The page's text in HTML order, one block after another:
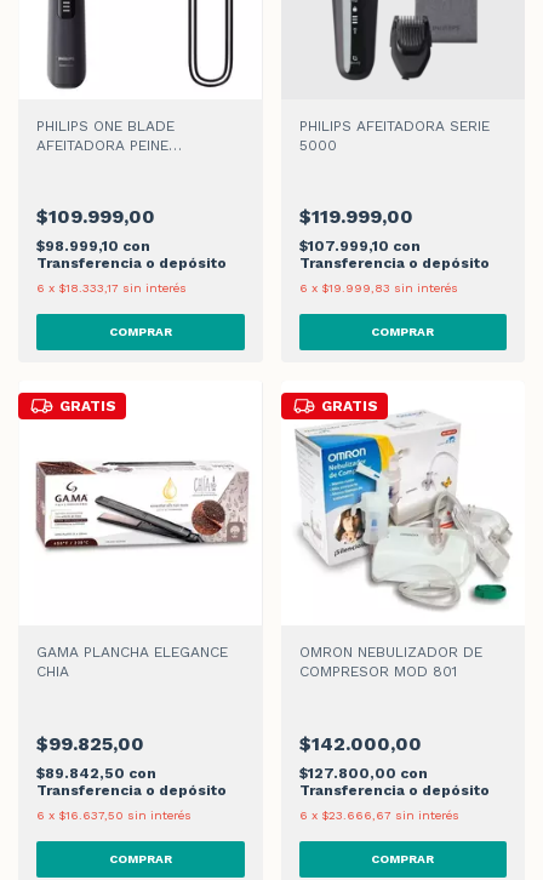
PHILIPS ONE BLADE
AFEITADORA PEINE
$109.999,00
$98.999,10 con
Transferencia o depósito
6 x $18.333,17 sin interés
PHILIPS AFEITADORA SERIE
5000
$119.999,00
$107.999,10 con
Transferencia o depósito
6 x $19.999,83 sin interés
GRATIS
GAMA PLANCHA ELEGANCE
CHIA
$99.825,00
$89.842,50 con
Transferencia o depósito
6 x $16.637,50 sin interés
GRATIS
OMRON NEBULIZADOR DE
COMPRESOR MOD 801
$142.000,00
$127.800,00 con
Transferencia o depósito
6 x $23.666,67 sin interés